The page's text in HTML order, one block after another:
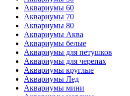
Аквариумы 60
Аквариумы 70
Аквариумы 80
Аквариумы Аква
Аквариумы белые
Аквариумы для петушков
Аквариумы для черепах
Аквариумы круглые
Аквариумы Лед
Аквариумы мини